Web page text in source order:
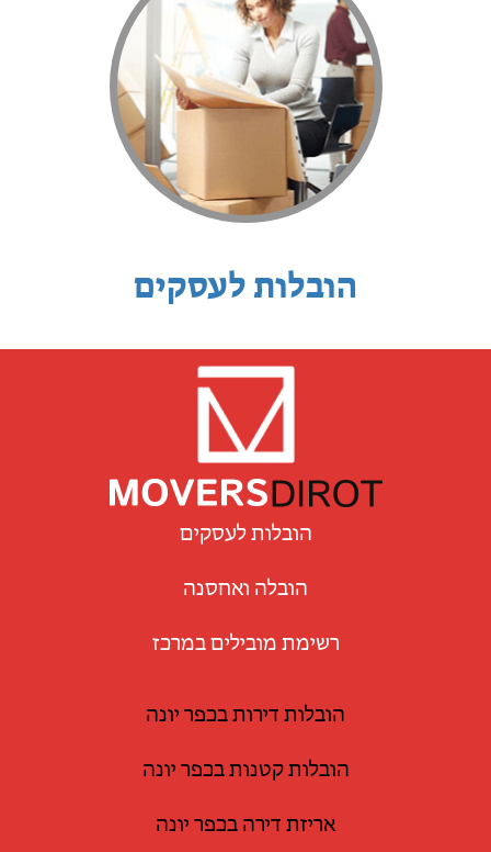
הובלות לעסקים
הובלות לעסקים
הובלה ואחסנה
רשימת מובילים במרכז
הובלות דירות בכפר יונה
הובלות קטנות בכפר יונה
אריזת דירה בכפר יונה